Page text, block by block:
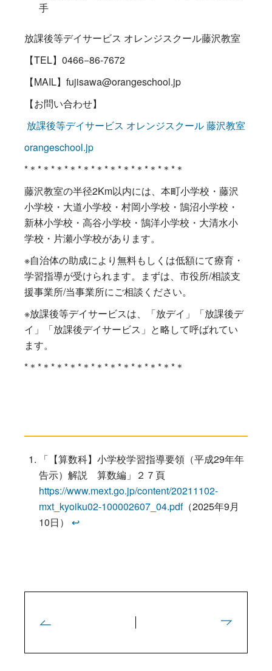
手
放課後等デイサービス オレンジスクール藤沢教室
【TEL】0466−86-7672
【MAIL】fujisawa@orangeschool.jp
【お問い合わせ】
放課後等デイサービス オレンジスクール 藤沢教室
orangeschool.jp
*＊*＊*＊*＊*＊*＊*＊*＊*＊*＊*＊*＊
藤沢教室の半径2Km以内には、本町小学校・藤沢
小学校・大道小学校・村岡小学校・鵠沼小学校・
新林小学校・高谷小学校・鵠洋小学校・大清水小
学校・片瀬小学校があります。
※自治体の助成により無料もしくは低額にて療育・
学習指導が受けられます。まずは、市役所/相談支
援事業所/当事業所にご相談ください。
※放課後等デイサービスは、「放デイ」「放課後デ
イ」「放課後デイサービス」と略して呼ばれてい
ます。
*＊*＊*＊*＊*＊*＊*＊*＊*＊*＊*＊*＊
「【算数科】小学校学習指導要領（平成29年年
告示）解説 算数編」２７頁
https://www.mext.go.jp/content/20211102-
mxt_kyoiku02-100002607_04.pdf（2025年9月
10日）↩︎